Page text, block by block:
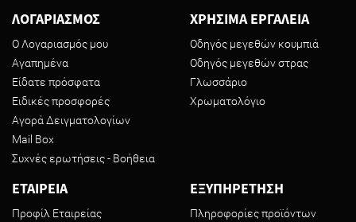
ΛΟΓΑΡΙΑΣΜΟΣ
Ο Λογαριασμός μου
Αγαπημένα
Είδατε πρόσφατα
Ειδικές προσφορές
Αγορά Δειγματολογίων
Mail Box
Συχνές ερωτήσεις - Βοήθεια
ΧΡΗΣΙΜΑ ΕΡΓΑΛΕΙΑ
Οδηγός μεγεθών κουμπιά
Οδηγός μεγεθών στρας
Γλωσσάριο
Χρωματολόγιο
ΕΤΑΙΡΕΙΑ
Προφίλ Εταιρείας
ΕΞΥΠΗΡΕΤΗΣΗ
Πληροφορίες προϊόντων